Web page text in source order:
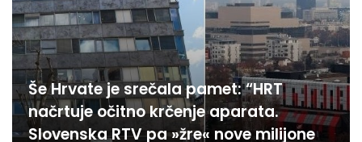
Še Hrvate je srečala pamet: “HRT
načrtuje očitno krčenje aparata.
Slovenska RTV pa »žre« nove milijone